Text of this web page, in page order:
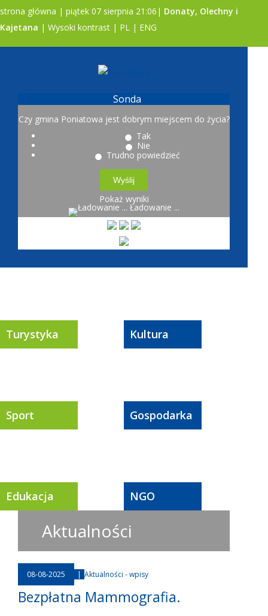
strona główna | piątek 07 sierpnia 21:06| Donaty, Olechny i
Kajetana | Wysoki kontrast | PL | ENG
Sonda
Czy gmina Poniatowa jest dobrym miejscem do życia?
Tak
Nie
Trudno powiedzieć
Pokaż wyniki
Ładowanie ...
Turystyka Kultura
Sport Gospodarka
Edukacja NGO
Aktualności
08-08-2025 | Aktualności - wpisy
Bezpłatna Mammografia.